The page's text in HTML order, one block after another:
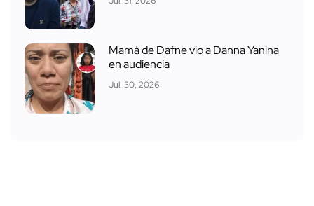
Mamá de Dafne vio a Danna Yanina
en audiencia
Jul. 30, 2026